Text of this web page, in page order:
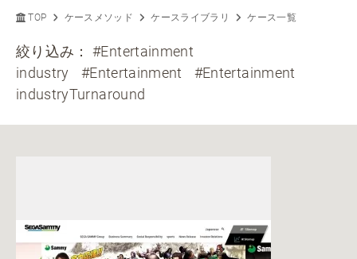
TOP ケースメソッド ケースライブラリ ケース一覧
絞り込み：#Entertainment
industry
#Entertainment
#Entertainment
industryTurnaround